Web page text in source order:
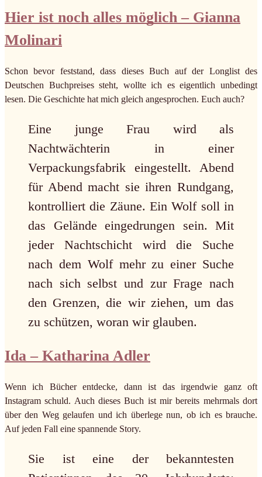
Hier ist noch alles möglich – Gianna
Molinari
Schon bevor feststand, dass dieses Buch auf der Longlist des
Deutschen Buchpreises steht, wollte ich es eigentlich unbedingt
lesen. Die Geschichte hat mich gleich angesprochen. Euch auch?
Eine junge Frau wird als
Nachtwächterin in einer
Verpackungsfabrik eingestellt. Abend
für Abend macht sie ihren Rundgang,
kontrolliert die Zäune. Ein Wolf soll in
das Gelände eingedrungen sein. Mit
jeder Nachtschicht wird die Suche
nach dem Wolf mehr zu einer Suche
nach sich selbst und zur Frage nach
den Grenzen, die wir ziehen, um das
zu schützen, woran wir glauben.
Ida – Katharina Adler
Wenn ich Bücher entdecke, dann ist das irgendwie ganz oft
Instagram schuld. Auch dieses Buch ist mir bereits mehrmals dort
über den Weg gelaufen und ich überlege nun, ob ich es brauche.
Auf jeden Fall eine spannende Story.
Sie ist eine der bekanntesten